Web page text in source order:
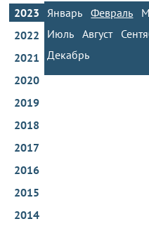
2023
Январь Февраль
Июль
Август
Декабрь
2022
2021
2020
2019
2018
2017
2016
2015
2014